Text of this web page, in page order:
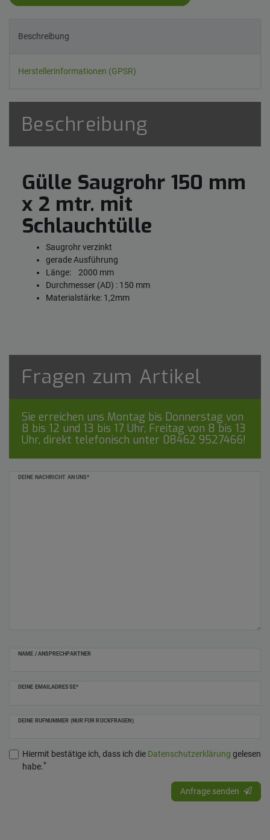
Beschreibung
Herstellerinformationen (GPSR)
Beschreibung
Gülle Saugrohr 150 mm
x 2 mtr. mit
Schlauchtülle
Saugrohr verzinkt
gerade Ausführung
Länge: 2000 mm
Durchmesser (AD) : 150 mm
Materialstärke: 1,2mm
Fragen zum Artikel
Sie erreichen uns Montag bis Donnerstag von
8 bis 12 und 13 bis 17 Uhr, Freitag von 8 bis 13
Uhr, direkt telefonisch unter 08462 9527466!
DEINE NACHRICHT AN UNS*
NAME / ANSPRECHPARTNER
DEINE EMAILADRESSE*
DEINE RUFNUMMER (NUR FÜR RÜCKFRAGEN)
Hiermit bestätige ich, dass ich die Daten­schutz­erklärung gelesen
habe.*
Ceres::Template.mailFormHoneypotLabel
Anfrage senden